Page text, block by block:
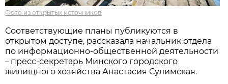
Фото из открытых источников
Соответствующие планы публикуются в
открытом доступе, рассказала начальник отдела
по информационно-общественной деятельности
– пресс-секретарь Минского городского
жилищного хозяйства Анастасия Сулимская.